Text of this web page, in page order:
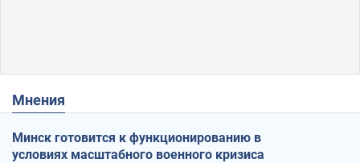
Мнения
Минск готовится к функционированию в
условиях масштабного военного кризиса